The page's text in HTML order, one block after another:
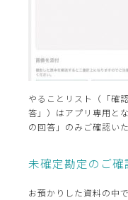
やることリスト（「確
答」）はアプリ専用と
の回答」のみご確認いた
未確定勘定のご確
お預かりした資料の中